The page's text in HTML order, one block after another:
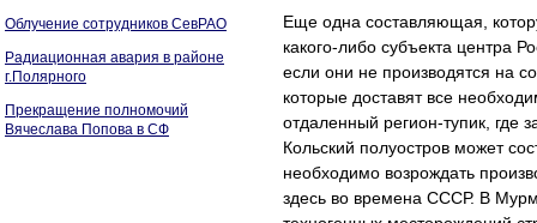
Облучение сотрудников СевРАО
Радиационная авария в районе
г.Полярного
Прекращение полномочий
Вячеслава Попова в СФ
Еще одна составляющая,
какого-либо субъекта центра
если они не производятся на
которые доставят все
отдаленный регион-тупик, где
Кольский полуостров может
необходимо возрождать
здесь во времена СССР. В